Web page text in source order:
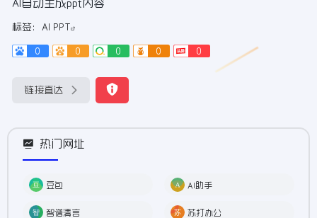
AI自动生成ppt内容
标签： AI PPT
0 0 0 0 0
链接直达
热门网址
豆包 AI助手
智谱清言 苏打办公